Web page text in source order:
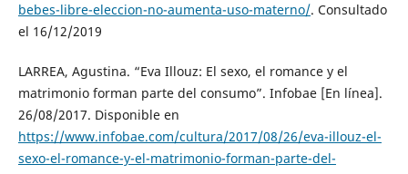
bebes-libre-eleccion-no-aumenta-uso-materno/. Consultado
el 16/12/2019
LARREA, Agustina. “Eva Illouz: El sexo, el romance y el
matrimonio forman parte del consumo”. Infobae [En línea].
26/08/2017. Disponible en
https://www.infobae.com/cultura/2017/08/26/eva-illouz-el-
sexo-el-romance-y-el-matrimonio-forman-parte-del-